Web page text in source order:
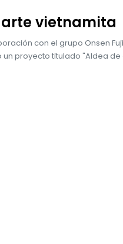
vietnamita
con el grupo Onsen
un proyecto titulado "Aldea de